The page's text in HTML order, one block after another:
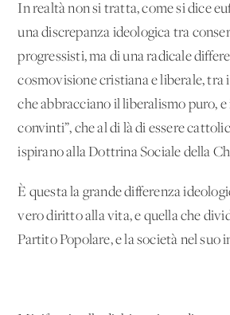
In realtà non si tratta, come si dice
una discrepanza ideologica tra
progressisti, ma di una radicale
cosmovisione cristiana e liberale, tra
che abbracciano il liberalismo puro,
convinti”, che al di là di essere
ispirano alla Dottrina Sociale della
È questa la grande differenza
vero diritto alla vita, e quella che
Partito Popolare, e la società nel suo